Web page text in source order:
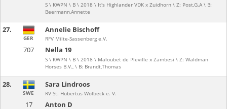
S \ KWPN \ B \ 2018 \ It's Highlander VDK x Zuidhorn \ Z: Post,G.A \ B:
Beermann,Annette
27.
707 Nella 19
S \ KWPN \ B \ 2018 \ Maloubet de Pleville x Zambesi \ Z: Waldman
Horses B.V., \ B: Brandt,Thomas
GER
Annelie Bischoff
RFV Milte-Sassenberg e.V.
28.
17 Anton D
SWE
Sara Lindroos
RV St. Hubertus Wolbeck e. V.